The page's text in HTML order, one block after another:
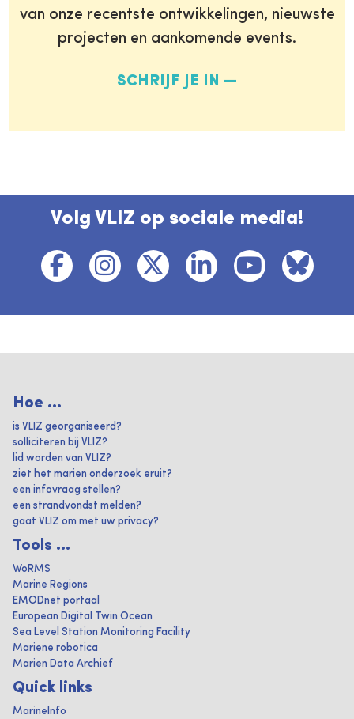
van onze recentste ontwikkelingen, nieuwste
projecten en aankomende events.
SCHRIJF JE IN
Volg VLIZ op sociale media!
Hoe ...
is VLIZ georganiseerd?
solliciteren bij VLIZ?
lid worden van VLIZ?
ziet het marien onderzoek eruit?
een infovraag stellen?
een strandvondst melden?
gaat VLIZ om met uw privacy?
Tools ...
WoRMS
Marine Regions
EMODnet portaal
European Digital Twin Ocean
Sea Level Station Monitoring Facility
Mariene robotica
Marien Data Archief
Quick links
MarineInfo